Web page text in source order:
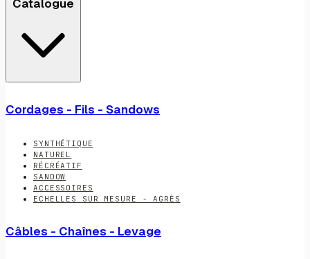
Catalogue
Cordages - Fils - Sandows
SYNTHÉTIQUE
NATUREL
RÉCRÉATIF
SANDOW
ACCESSOIRES
ECHELLES SUR MESURE - AGRÈS
Câbles - Chaînes - Levage